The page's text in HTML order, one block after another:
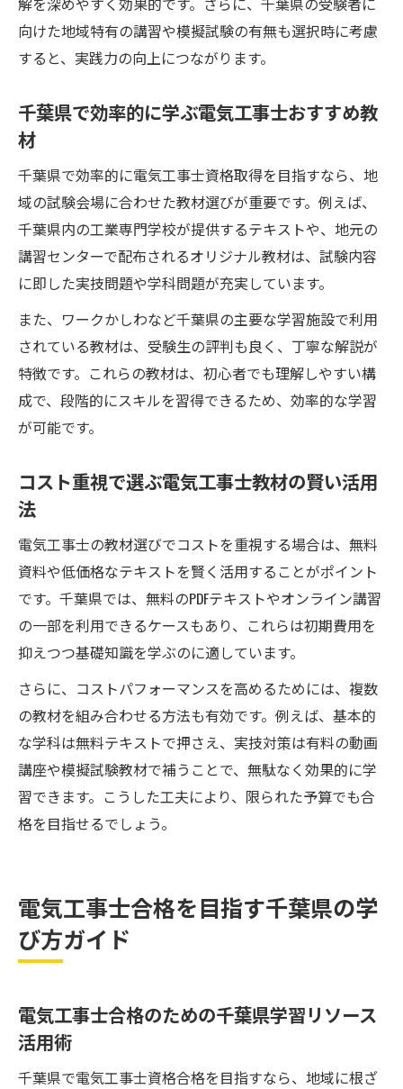
向けた地域特有の講習や模擬試験の有無も選択時に考慮
すると、実践力の向上につながります。
千葉県で効率的に学ぶ電気工事士おすすめ教
材
千葉県で効率的に電気工事士資格取得を目指すなら、地
域の試験会場に合わせた教材選びが重要です。例えば、
千葉県内の工業専門学校が提供するテキストや、地元の
講習センターで配布されるオリジナル教材は、試験内容
に即した実技問題や学科問題が充実しています。
また、ワークかしわなど千葉県の主要な学習施設で利用
されている教材は、受験生の評判も良く、丁寧な解説が
特徴です。これらの教材は、初心者でも理解しやすい構
成で、段階的にスキルを習得できるため、効率的な学習
が可能です。
コスト重視で選ぶ電気工事士教材の賢い活用
法
電気工事士の教材選びでコストを重視する場合は、無料
資料や低価格なテキストを賢く活用することがポイント
です。千葉県では、無料のPDFテキストやオンライン講習
の一部を利用できるケースもあり、これらは初期費用を
抑えつつ基礎知識を学ぶのに適しています。
さらに、コストパフォーマンスを高めるためには、複数
の教材を組み合わせる方法も有効です。例えば、基本的
な学科は無料テキストで押さえ、実技対策は有料の動画
講座や模擬試験教材で補うことで、無駄なく効果的に学
習できます。こうした工夫により、限られた予算でも合
格を目指せるでしょう。
電気工事士合格を目指す千葉県の学
び方ガイド
電気工事士合格のための千葉県学習リソース
活用術
千葉県で電気工事士資格合格を目指すなら、地域に根ざ